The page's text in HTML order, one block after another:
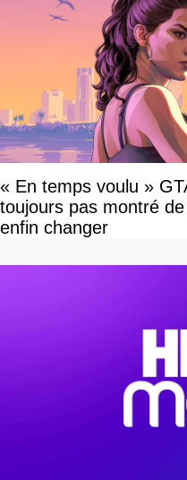
« En temps voulu »
toujours pas montré
enfin changer